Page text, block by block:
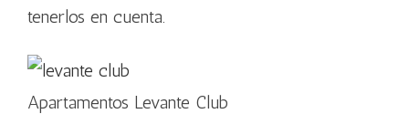
tenerlos en cuenta.
Apartamentos Levante Club